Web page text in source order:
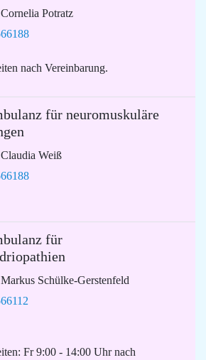
Potratz
nach Vereinbarung.
für neuromuskuläre
Weiß
für
Schülke-Gerstenfeld
Fr 9:00 - 14:00 Uhr nach